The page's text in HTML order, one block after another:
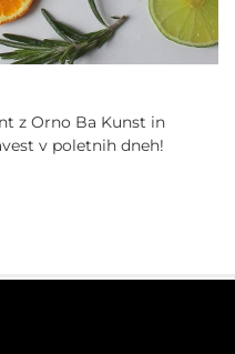
z Orno Ba Kunst in
v poletnih dneh!